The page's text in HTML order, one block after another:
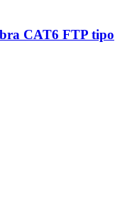
CAT6 FTP tipo